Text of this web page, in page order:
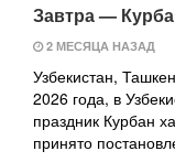
Завтра —
2 МЕСЯЦА НАЗАД
Узбекистан,
2026 года, в
праздник Курбан
принято